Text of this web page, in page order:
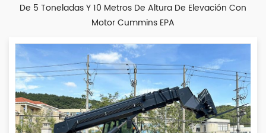
De 5 Toneladas Y 10 Metros De Altura De Elevación Con
Motor Cummins EPA